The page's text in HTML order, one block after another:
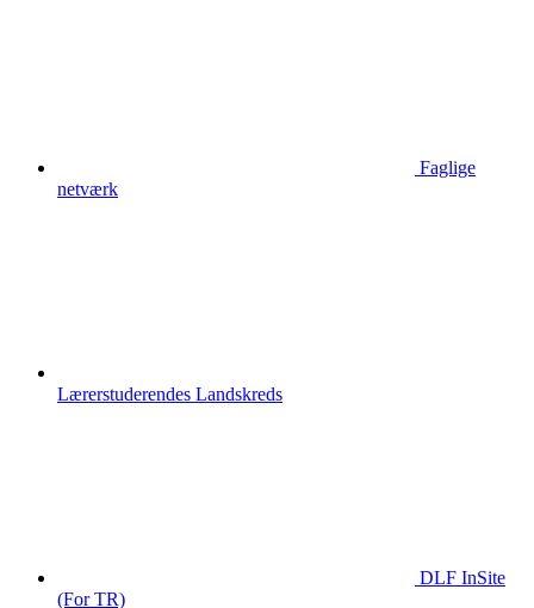
Faglige
netværk
Lærerstuderendes Landskreds
DLF InSite
(For TR)